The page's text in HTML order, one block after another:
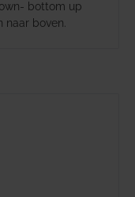
bottom up
boven.